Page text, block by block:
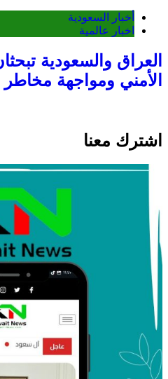
أخبار السعودية
اخبار عالمية
العراق والسعودية
الأمني ومواجهة مخاطر
اشترك معنا